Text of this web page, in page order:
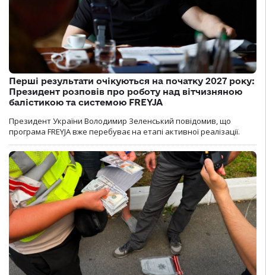
Перші результати очікуються на початку 2027 року:
Президент розповів про роботу над вітчизняною
балістикою та системою FREYJA
Президент України Володимир Зеленський повідомив, що
програма FREYJA вже перебуває на етапі активної реалізації.